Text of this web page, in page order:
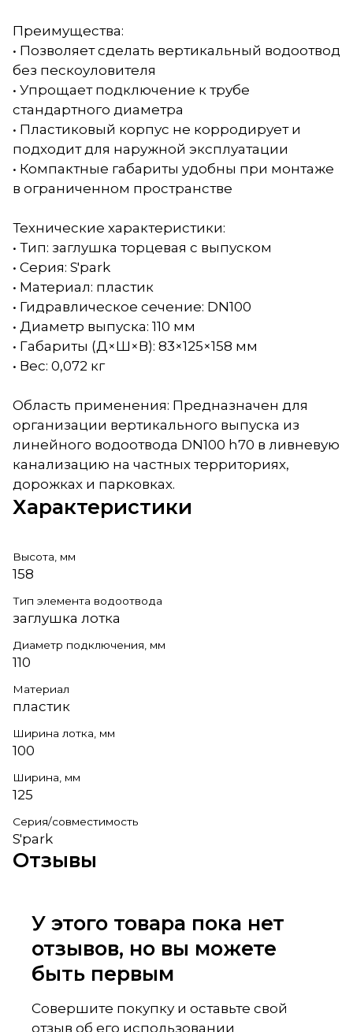
Преимущества:
• Позволяет сделать вертикальный водоотвод
без пескоуловителя
• Упрощает подключение к трубе
стандартного диаметра
• Пластиковый корпус не корродирует и
подходит для наружной эксплуатации
• Компактные габариты удобны при монтаже
в ограниченном пространстве
Технические характеристики:
• Тип: заглушка торцевая с выпуском
• Серия: S'park
• Материал: пластик
• Гидравлическое сечение: DN100
• Диаметр выпуска: 110 мм
• Габариты (Д×Ш×В): 83×125×158 мм
• Вес: 0,072 кг
Область применения: Предназначен для
организации вертикального выпуска из
линейного водоотвода DN100 h70 в ливневую
канализацию на частных территориях,
дорожках и парковках.
Характеристики
Высота, мм
158
Тип элемента водоотвода
заглушка лотка
Диаметр подключения, мм
110
Материал
пластик
Ширина лотка, мм
100
Ширина, мм
125
Серия/совместимость
S'park
Отзывы
У этого товара пока нет
отзывов, но вы можете
быть первым
Совершите покупку и оставьте свой
отзыв об его использовании